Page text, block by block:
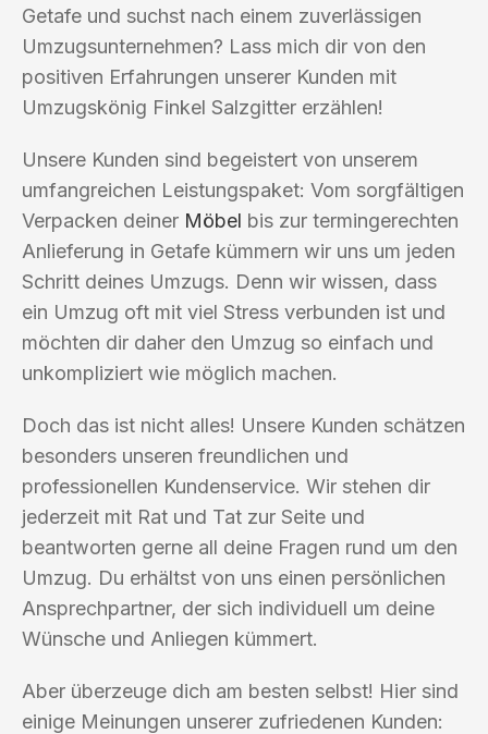
Getafe und suchst nach einem zuverlässigen
Umzugsunternehmen? Lass mich dir von den
positiven Erfahrungen unserer Kunden mit
Umzugskönig Finkel Salzgitter erzählen!
Unsere Kunden sind begeistert von unserem
umfangreichen Leistungspaket: Vom sorgfältigen
Verpacken deiner Möbel bis zur termingerechten
Anlieferung in Getafe kümmern wir uns um jeden
Schritt deines Umzugs. Denn wir wissen, dass
ein Umzug oft mit viel Stress verbunden ist und
möchten dir daher den Umzug so einfach und
unkompliziert wie möglich machen.
Doch das ist nicht alles! Unsere Kunden schätzen
besonders unseren freundlichen und
professionellen Kundenservice. Wir stehen dir
jederzeit mit Rat und Tat zur Seite und
beantworten gerne all deine Fragen rund um den
Umzug. Du erhältst von uns einen persönlichen
Ansprechpartner, der sich individuell um deine
Wünsche und Anliegen kümmert.
Aber überzeuge dich am besten selbst! Hier sind
einige Meinungen unserer zufriedenen Kunden: